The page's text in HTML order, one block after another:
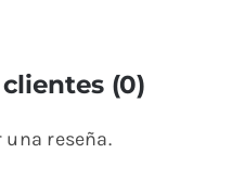
(0)
reseña.